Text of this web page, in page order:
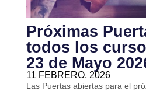
Próximas
todos los
23 de Mayo
11 FEBRERO, 2026
Las Puertas abiertas para el